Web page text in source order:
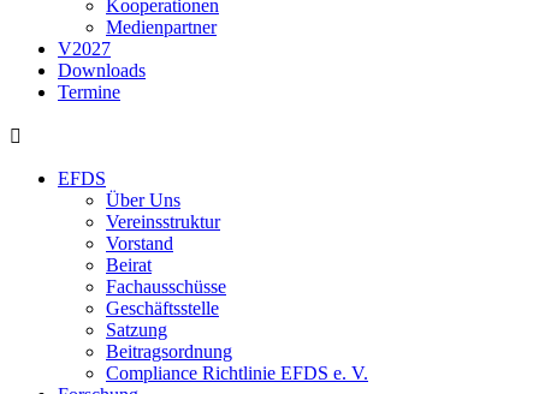
Kooperationen
Medienpartner
V2027
Downloads
Termine
EFDS
Über Uns
Vereinsstruktur
Vorstand
Beirat
Fachausschüsse
Geschäftsstelle
Satzung
Beitragsordnung
Compliance Richtlinie EFDS e. V.